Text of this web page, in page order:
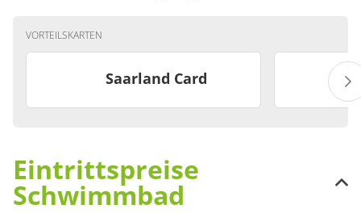
VORTEILSKARTEN
Saarland Card
Eintrittspreise
Schwimmbad